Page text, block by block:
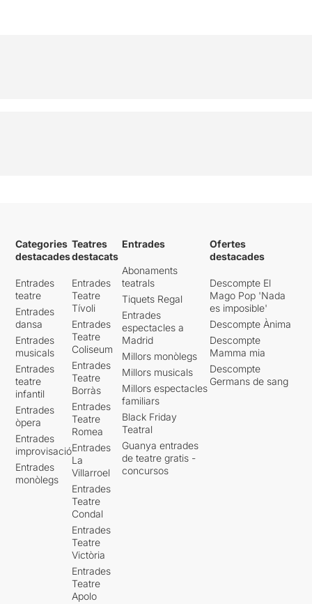
Categories
destacades
Entrades
teatre
Entrades
dansa
Entrades
musicals
Entrades
teatre
infantil
Entrades
òpera
Entrades
improvisació
Entrades
monòlegs
Teatres
destacats
Entrades
Teatre
Tívoli
Entrades
Teatre
Coliseum
Entrades
Teatre
Borràs
Entrades
Teatre
Romea
Entrades
La
Villarroel
Entrades
Teatre
Condal
Entrades
Teatre
Victòria
Entrades
Teatre
Apolo
Entrades
Abonaments
teatrals
Tiquets Regal
Entrades
espectacles a
Madrid
Millors monòlegs
Millors musicals
Millors espectacles
familiars
Black Friday
Teatral
Guanya entrades
de teatre gratis -
concursos
Ofertes
destacades
Descompte El
Mago Pop 'Nada
es imposible'
Descompte Ànima
Descompte
Mamma mia
Descompte
Germans de sang